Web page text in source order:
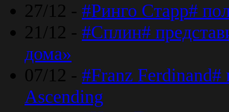
27/12 - #Ринго Старр#
21/12 - #Сплин#
дома»
07/12 - #Franz
Ascending